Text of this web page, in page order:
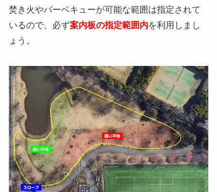
焚き火やバーベキューが可能な範囲は指定されて
いるので、必ず案内板の指定範囲内を利用しまし
ょう。